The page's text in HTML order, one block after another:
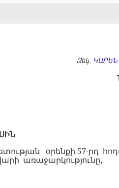
Զեկ.
օրենքի 57-րդ
առաջարկությունը,